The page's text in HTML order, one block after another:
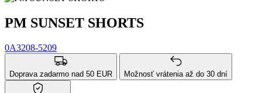
PM SUNSET SHORTS
0A3208-5209
Doprava zadarmo nad 50 EUR Možnosť vrátenia až do 30 dní